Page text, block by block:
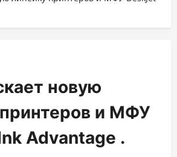
новую
и МФУ
Advantage .